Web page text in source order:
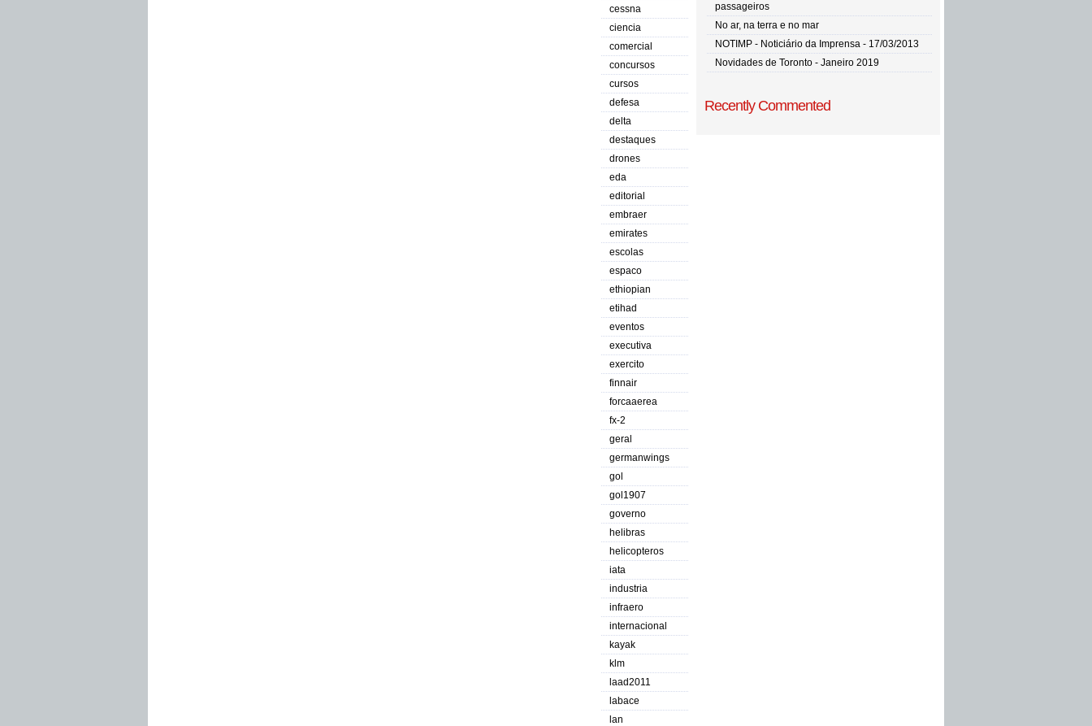
cessna
ciencia
comercial
concursos
cursos
defesa
delta
destaques
drones
eda
editorial
embraer
emirates
escolas
espaco
ethiopian
etihad
eventos
executiva
exercito
finnair
forcaaerea
fx-2
geral
germanwings
gol
gol1907
governo
helibras
helicopteros
iata
industria
infraero
internacional
kayak
klm
laad2011
labace
lan
passageiros
No ar, na terra e no mar
NOTIMP - Noticiário da Imprensa - 17/03/2013
Novidades de Toronto - Janeiro 2019
Recently Commented